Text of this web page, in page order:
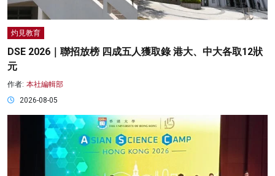
灼見教育
DSE 2026｜聯招放榜 四成五人獲取錄 港大、中大各取12狀
元
作者: 本社編輯部
2026-08-05